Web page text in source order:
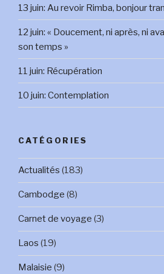
13 juin: Au revoir Rimba, bonjour
12 juin: « Doucement, ni après, ni
son temps »
11 juin: Récupération
10 juin: Contemplation
CATÉGORIES
Actualités (183)
Cambodge (8)
Carnet de voyage (3)
Laos (19)
Malaisie (9)